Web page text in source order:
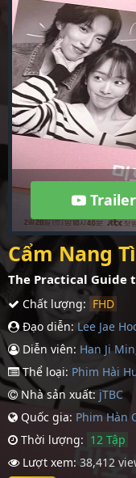
Trailer
Cẩm Nang
The Practical Guide
Chất lượng: FHD
Đạo diễn: Lee Jae
Diễn viên: Han Ji Min
Thể loại: Phim Hài
Nhà sản xuất: jTBC
Quốc gia: Phim Hàn
Thời lượng: 12 Tập
Lượt xem: 38,412